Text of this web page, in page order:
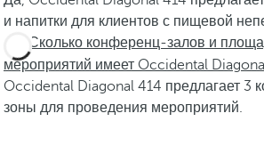
и напитки для клиентов с пищевой
Сколько конференц-залов и
мероприятий имеет Occidental
Occidental Diagonal 414 предлагает 3
зоны для проведения мероприятий.